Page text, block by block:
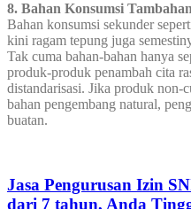
8. Bahan Konsumsi Tambahan
Bahan konsumsi sekunder
kini ragam tepung juga
Tak cuma bahan-bahan hanya
produk-produk penambah cita
distandarisasi. Jika produk non-
bahan pengembang natural,
buatan.
Jasa Pengurusan Izin
dari 7 tahun, Anda